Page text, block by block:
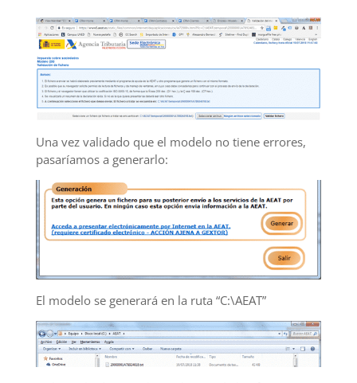
Una vez validado que el modelo no tiene errores,
pasaríamos a generarlo:
El modelo se generará en la ruta “C:\AEAT”